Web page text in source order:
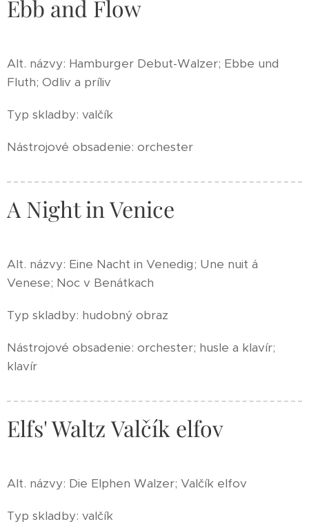
Ebb and Flow
Alt. názvy: Hamburger Debut-Walzer; Ebbe und
Fluth; Odliv a príliv
Typ skladby: valčík
Nástrojové obsadenie: orchester
A Night in Venice
Alt. názvy: Eine Nacht in Venedig; Une nuit á
Venese; Noc v Benátkach
Typ skladby: hudobný obraz
Nástrojové obsadenie: orchester; husle a klavír;
klavír
Elfs' Waltz Valčík elfov
Alt. názvy: Die Elphen Walzer; Valčík elfov
Typ skladby: valčík